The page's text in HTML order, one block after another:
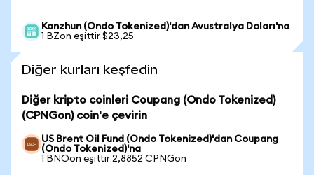
Kanzhun (Ondo Tokenized)'dan Avustralya Doları'na
1 BZon eşittir $23,25
Diğer kurları keşfedin
Diğer kripto coinleri Coupang (Ondo Tokenized)
(CPNGon) coin'e çevirin
US Brent Oil Fund (Ondo Tokenized)'dan Coupang
(Ondo Tokenized)'na
1 BNOon eşittir 2,8852 CPNGon